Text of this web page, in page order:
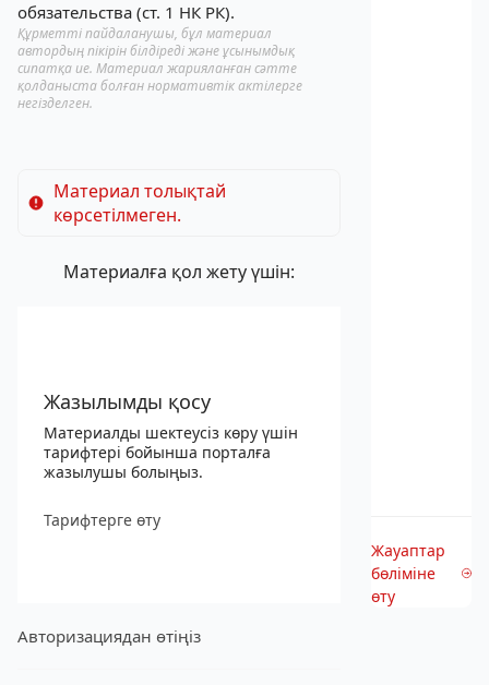
обязательства (ст. 1 НК РК).
Құрметті пайдаланушы, бұл материал
автордың пікірін білдіреді және ұсынымдық
сипатқа ие. Материал жарияланған сәтте
қолданыста болған нормативтік актілерге
негізделген.
Материал толықтай
көрсетілмеген.
Материалға қол жету үшін:
Жазылымды қосу
Материалды шектеусіз көру үшін
тарифтері бойынша порталға
жазылушы болыңыз.
Тарифтерге өту
Авторизациядан өтіңіз
Жауаптар
бөліміне
өту